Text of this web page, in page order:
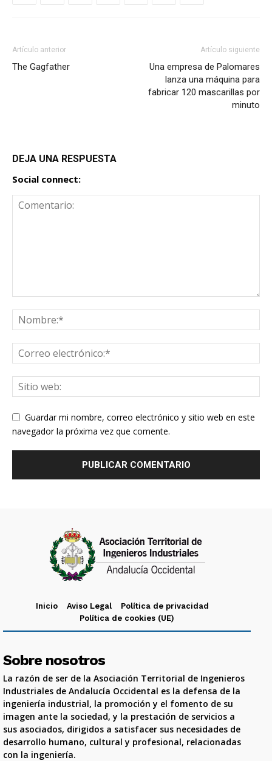
Artículo anterior
The Gagfather
Artículo siguiente
Una empresa de Palomares
lanza una máquina para
fabricar 120 mascarillas por
minuto
DEJA UNA RESPUESTA
Social connect:
Guardar mi nombre, correo electrónico y sitio web en este
navegador la próxima vez que comente.
Inicio Aviso Legal
Política de privacidad
Política de cookies (UE)
Sobre nosotros
La razón de ser de la Asociación Territorial de Ingenieros
Industriales de Andalucía Occidental es la defensa de la
ingeniería industrial, la promoción y el fomento de su
imagen ante la sociedad, y la prestación de servicios a
sus asociados, dirigidos a satisfacer sus necesidades de
desarrollo humano, cultural y profesional, relacionadas
con la ingeniería.